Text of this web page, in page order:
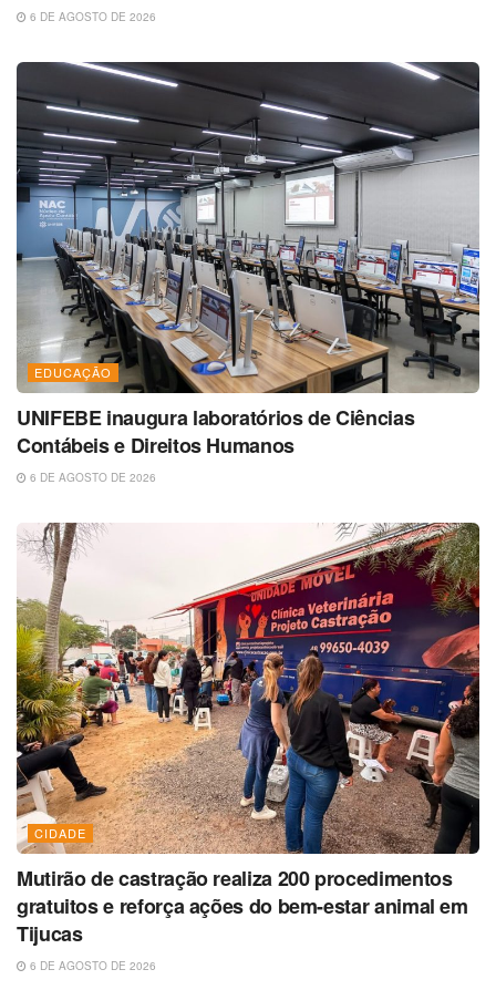
6 DE AGOSTO DE 2026
EDUCAÇÃO
UNIFEBE inaugura laboratórios de Ciências
Contábeis e Direitos Humanos
6 DE AGOSTO DE 2026
CIDADE
Mutirão de castração realiza 200 procedimentos
gratuitos e reforça ações do bem-estar animal em
Tijucas
6 DE AGOSTO DE 2026